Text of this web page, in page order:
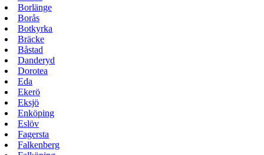
Borlänge
Borås
Botkyrka
Bräcke
Båstad
Danderyd
Dorotea
Eda
Ekerö
Eksjö
Enköping
Eslöv
Fagersta
Falkenberg